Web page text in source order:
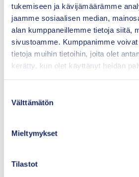
tukemiseen ja kävijämäärämme
jaamme sosiaalisen median,
alan kumppaneillemme tietoja siitä,
sivustoamme. Kumppanimme
tietoja muihin tietoihin, joita olet
kerätty, kun olet käyttänyt heidän
Välttämätön
Mieltymykset
Tilastot
Menetelmän heikentynyt
Siirrettävyys tarkoittaa
menetelmä ja sen
mahdollista toistaa
kuin siinä, missä se on
vaikuttavuus voi heikentyä